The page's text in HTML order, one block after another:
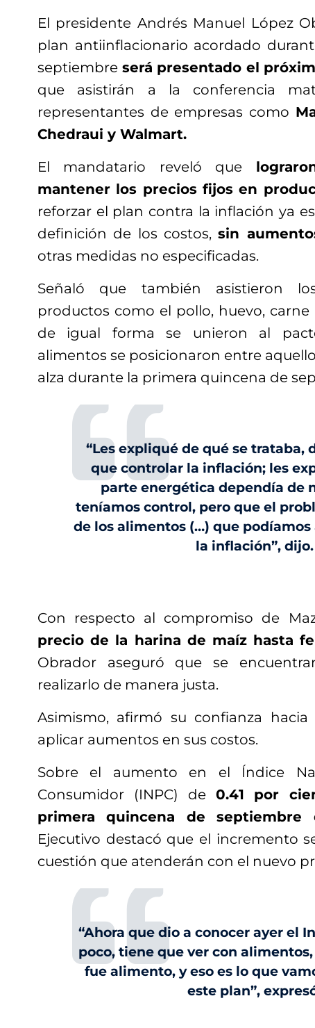
El presidente Andrés Manuel López
plan antiinflacionario acordado
septiembre será presentado el
que asistirán a la conferencia
representantes de empresas como
Chedraui y Walmart.
El mandatario reveló que
mantener los precios fijos en
reforzar el plan contra la inflación ya
definición de los costos,sin
otras medidas no especificadas.
Señaló que también asistieron
productos como el pollo, huevo,
de igual forma se unieron al
alimentos se posicionaron entre
alza durante la primera quincena de
“Les expliqué de qué se trataba,
que controlar la inflación; les
parte energética dependía de
teníamos control, pero que el
de los alimentos (…) que
la inflación”, dijo.
Con respecto al compromiso de
precio de la harina de maíz hasta
Obrador aseguró que se
realizarlo de manera justa.
Asimismo, afirmó su confianza
aplicar aumentos en sus costos.
Sobre el aumento en el Índice
Consumidor (INPC) de 0.41 por
primera quincena de septiembre
Ejecutivo destacó que el incremento
cuestión que atenderán con el nuevo
“Ahora que dio a conocer ayer el
poco, tiene que ver con
fue alimento, y eso es lo que
este plan”,